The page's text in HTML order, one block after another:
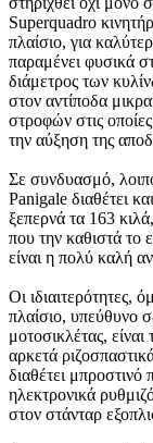
Superquadro
πλαίσιο, για
παραμένει φυσικά
διάμετρος των
στον αντίποδα
στροφών στις
την αύξηση της
Σε συνδυασμό,
Panigale διαθέτει
ξεπερνά τα 163
που την καθιστά το
είναι η πολύ καλή
Οι ιδιαιτερότητες,
πλαίσιο, υπεύθυνο
μοτοσικλέτας,
αρκετά
διαθέτει
ηλεκτρονικά
στον στάνταρ